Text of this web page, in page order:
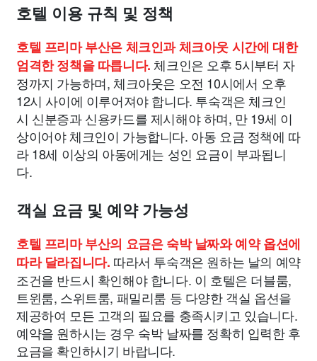
호텔 이용 규칙 및 정책
호텔 프리마 부산은 체크인과 체크아웃 시간에 대한
엄격한 정책을 따릅니다. 체크인은 오후 5시부터 자
정까지 가능하며, 체크아웃은 오전 10시에서 오후
12시 사이에 이루어져야 합니다. 투숙객은 체크인
시 신분증과 신용카드를 제시해야 하며, 만 19세 이
상이어야 체크인이 가능합니다. 아동 요금 정책에 따
라 18세 이상의 아동에게는 성인 요금이 부과됩니
다.
객실 요금 및 예약 가능성
호텔 프리마 부산의 요금은 숙박 날짜와 예약 옵션에
따라 달라집니다. 따라서 투숙객은 원하는 날의 예약
조건을 반드시 확인해야 합니다. 이 호텔은 더블룸,
트윈룸, 스위트룸, 패밀리룸 등 다양한 객실 옵션을
제공하여 모든 고객의 필요를 충족시키고 있습니다.
예약을 원하시는 경우 숙박 날짜를 정확히 입력한 후
요금을 확인하시기 바랍니다.